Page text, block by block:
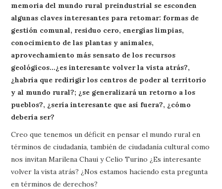
memoria del mundo rural preindustrial se esconden
algunas claves interesantes para retomar: formas de
gestión comunal, residuo cero, energías limpias,
conocimiento de las plantas y animales,
aprovechamiento más sensato de los recursos
geológicos…¿es interesante volver la vista atrás?,
¿habría que redirigir los centros de poder al territorio
y al mundo rural?; ¿se generalizará un retorno a los
pueblos?, ¿sería interesante que así fuera?, ¿cómo
debería ser?
Creo que tenemos un déficit en pensar el mundo rural en
términos de ciudadanía, también de ciudadanía cultural como
nos invitan Marilena Chaui y Celio Turino ¿Es interesante
volver la vista atrás? ¿Nos estamos haciendo esta pregunta
en términos de derechos?